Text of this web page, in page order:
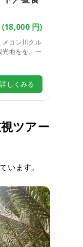
(18,000 円)
メコン川クル
地をを、一
詳しくみる
ツアー
います。